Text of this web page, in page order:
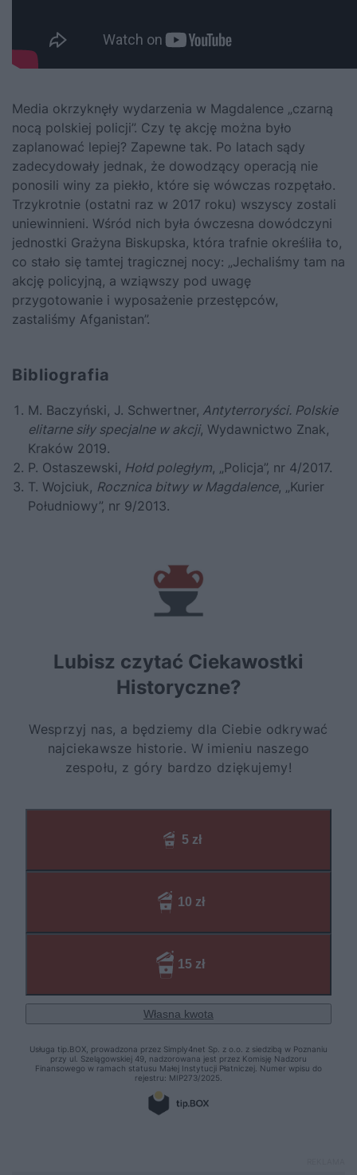
Media okrzyknęły wydarzenia w Magdalence „czarną
nocą polskiej policji”. Czy tę akcję można było
zaplanować lepiej? Zapewne tak. Po latach sądy
zadecydowały jednak, że dowodzący operacją nie
ponosili winy za piekło, które się wówczas rozpętało.
Trzykrotnie (ostatni raz w 2017 roku) wszyscy zostali
uniewinnieni. Wśród nich była ówczesna dowódczyni
jednostki Grażyna Biskupska, która trafnie określiła to,
co stało się tamtej tragicznej nocy: „Jechaliśmy tam na
akcję policyjną, a wziąwszy pod uwagę
przygotowanie i wyposażenie przestępców,
zastaliśmy Afganistan”.
Bibliografia
M. Baczyński, J. Schwertner, Antyterroryści. Polskie
elitarne siły specjalne w akcji, Wydawnictwo Znak,
Kraków 2019.
P. Ostaszewski, Hołd poległym, „Policja”, nr 4/2017.
T. Wojciuk, Rocznica bitwy w Magdalence, „Kurier
Południowy”, nr 9/2013.